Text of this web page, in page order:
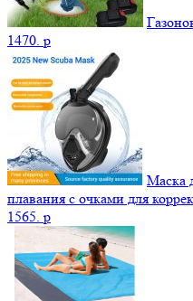
1470. p
Маска
плавания с очками для
1565. p